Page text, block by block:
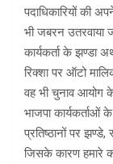
पदाधिकारियों की
भी जबरन उतरवाया
कार्यकर्ता के झण्डा
रिक्शा पर ऑटो
वह भी चुनाव आयोग
भाजपा कार्यकर्ताओं
प्रतिष्ठानों पर
जिसके कारण हमारे